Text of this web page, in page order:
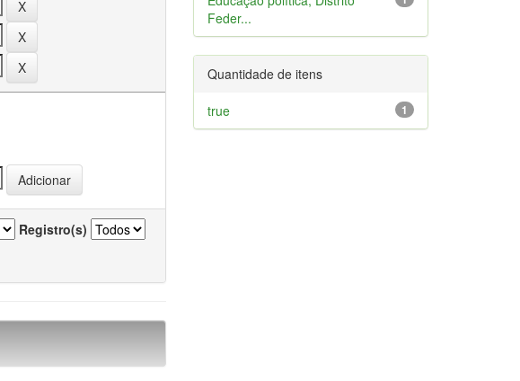
Registro(s)
Feder...
Quantidade de itens
1
true